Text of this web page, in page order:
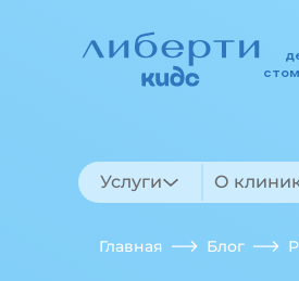
Услуги О
Главная Блог